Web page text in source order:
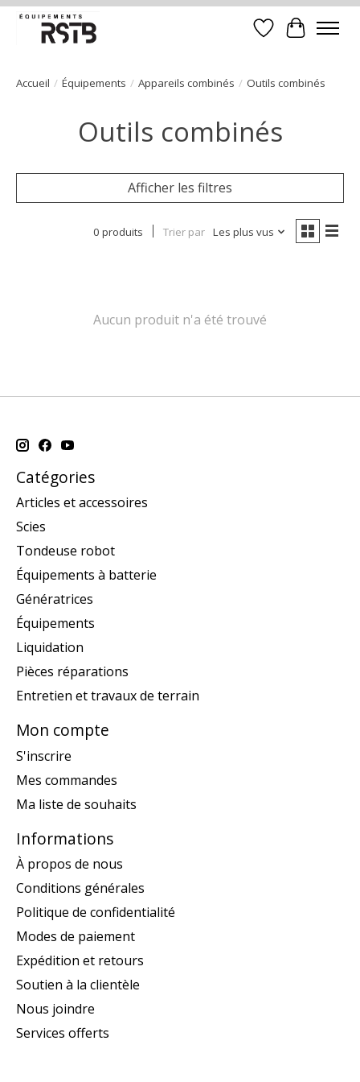
Liste dePanier
Accueil / Équipements / Appareils combinés / Outils combinés
Outils combinés
Afficher les filtres
0 produits Trier par Les plus vus
Aucun produit n'a été trouvé
Catégories
Articles et accessoires
Scies
Tondeuse robot
Équipements à batterie
Génératrices
Équipements
Liquidation
Pièces réparations
Entretien et travaux de terrain
Mon compte
S'inscrire
Mes commandes
Ma liste de souhaits
Informations
À propos de nous
Conditions générales
Politique de confidentialité
Modes de paiement
Expédition et retours
Soutien à la clientèle
Nous joindre
Services offerts